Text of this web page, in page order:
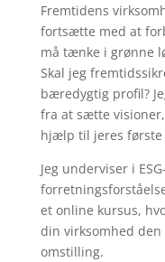
Fremtidens
fortsætte med at
må tænke i grønne
Skal jeg
bæredygtig profil?
fra at sætte
hjælp til jeres første
Jeg underviser i
et online kursus,
din virksomhed
omstilling.